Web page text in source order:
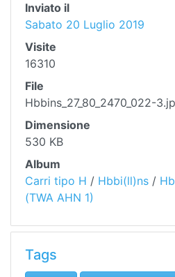
Inviato il
Sabato 20 Luglio 2019
Visite
16310
File
Hbbins_27_80_2470_022-
Dimensione
530 KB
Album
Carri tipo H / Hbbi(ll)ns /
(TWA AHN 1)
Tags